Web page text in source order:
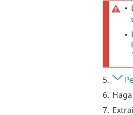
•
•
5.
6.
7.